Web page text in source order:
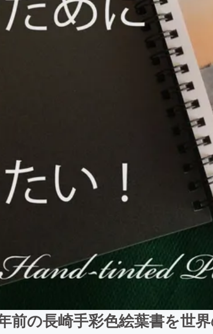
前の長崎手彩色絵葉書を世